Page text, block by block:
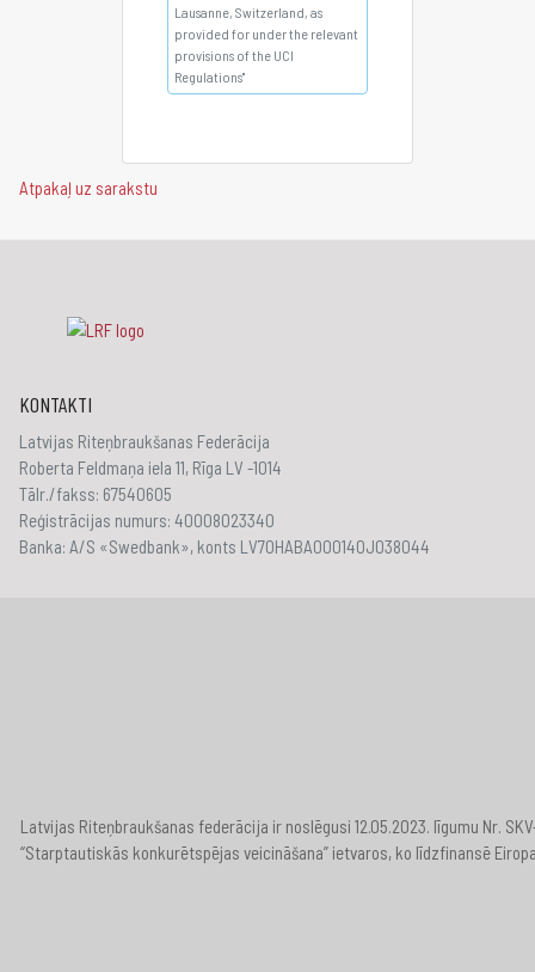
Lausanne, Switzerland, as
provided for under the relevant
provisions of the UCI
Regulations"
Atpakaļ uz sarakstu
KONTAKTI
Latvijas Riteņbraukšanas Federācija
Roberta Feldmaņa iela 11, Rīga LV -1014
Tālr./fakss: 67540605
Reģistrācijas numurs: 40008023340
Banka: A/S «Swedbank», konts LV70HABA000140J038044
Latvijas Riteņbraukšanas federācija ir noslēgusi 12.05.2023. līgumu Nr.
“Starptautiskās konkurētspējas veicināšana” ietvaros, ko līdzfinansē